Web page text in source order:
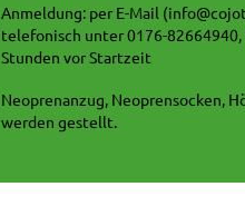
Anmeldung: per E-Mail
telefonisch unter 0176-82664940,
Stunden vor Startzeit
Neoprenanzug, Neoprensocken,
werden gestellt.